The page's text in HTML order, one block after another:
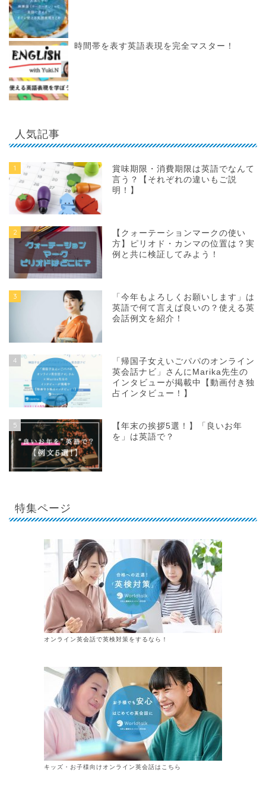
時間帯を表す英語表現を完全マスター！
人気記事
1
賞味期限・消費期限は英語でなんて
言う？【それぞれの違いもご説
明！】
2
【クォーテーションマークの使い
方】ピリオド・カンマの位置は？実
例と共に検証してみよう！
3
「今年もよろしくお願いします」は
英語で何て言えば良いの？使える英
会話例文を紹介！
4
「帰国子女えいごパパのオンライン
英会話ナビ」さんにMarika先生の
インタビューが掲載中【動画付き独
占インタビュー！】
5
【年末の挨拶5選！】「良いお年
を」は英語で？
特集ページ
オンライン英会話で英検対策をするなら！
キッズ・お子様向けオンライン英会話はこちら